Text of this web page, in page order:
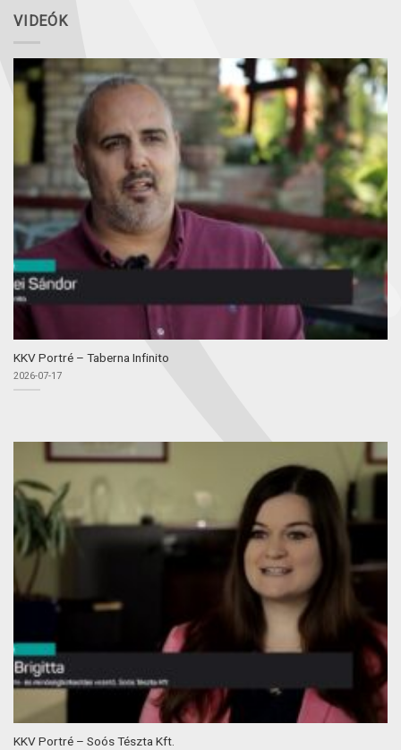
VIDEÓK
KKV Portré – Taberna Infinito
2026-07-17
KKV Portré – Soós Tészta Kft.